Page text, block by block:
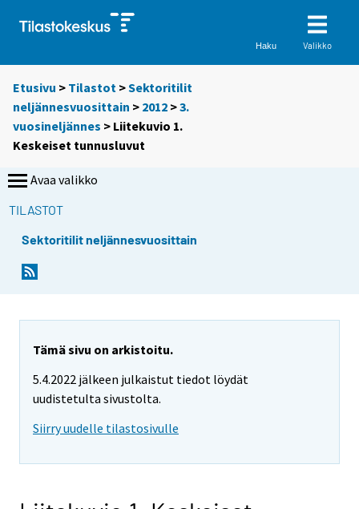
Haku Valikko
Etusivu > Tilastot >Sektoritilit
neljännesvuosittain > 2012 >3.
vuosineljännes > Liitekuvio 1.
Keskeiset tunnusluvut
Avaa valikko
TILASTOT
Sektoritilit neljännesvuosittain
Tämä sivu on arkistoitu.
5.4.2022 jälkeen julkaistut tiedot löydät
uudistetulta sivustolta.
Siirry uudelle tilastosivulle